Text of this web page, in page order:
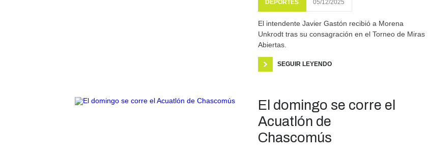
DEPORTES 05/12/2025
El intendente Javier Gastón recibió a Morena
Unkrodt tras su consagración en el Torneo de Miras
Abiertas.
SEGUIR LEYENDO
El domingo se corre el
Acuatlón de
Chascomús